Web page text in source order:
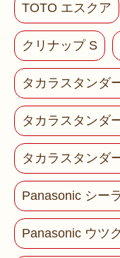
TOTO エスクア
クリナップ S
タカラスタンダ
タカラスタンダ
タカラスタンダ
Panasonic シー
Panasonic ウツ